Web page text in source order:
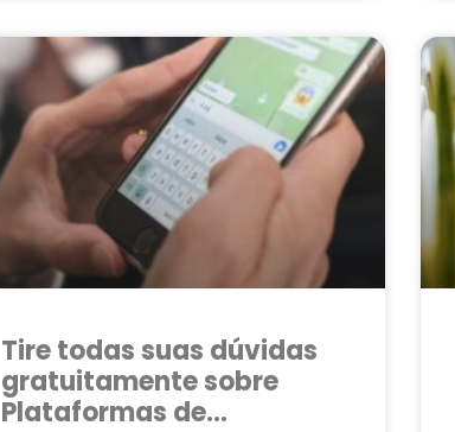
Tire todas suas dúvidas
gratuitamente sobre
Plataformas de